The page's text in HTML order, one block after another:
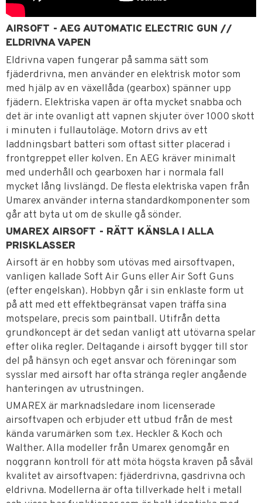
AIRSOFT - AEG AUTOMATIC ELECTRIC GUN //
ELDRIVNA VAPEN
Eldrivna vapen fungerar på samma sätt som
fjäderdrivna, men använder en elektrisk motor som
med hjälp av en växellåda (gearbox) spänner upp
fjädern. Elektriska vapen är ofta mycket snabba och
det är inte ovanligt att vapnen skjuter över 1000 skott
i minuten i fullautoläge. Motorn drivs av ett
laddningsbart batteri som oftast sitter placerad i
frontgreppet eller kolven. En AEG kräver minimalt
med underhåll och gearboxen har i normala fall
mycket lång livslängd. De flesta elektriska vapen från
Umarex använder interna standardkomponenter som
går att byta ut om de skulle gå sönder.
UMAREX AIRSOFT - RÄTT KÄNSLA I ALLA
PRISKLASSER
Airsoft är en hobby som utövas med airsoftvapen,
vanligen kallade Soft Air Guns eller Air Soft Guns
(efter engelskan). Hobbyn går i sin enklaste form ut
på att med ett effektbegränsat vapen träffa sina
motspelare, precis som paintball. Utifrån detta
grundkoncept är det sedan vanligt att utövarna spelar
efter olika regler. Deltagande i airsoft bygger till stor
del på hänsyn och eget ansvar och föreningar som
sysslar med airsoft har ofta stränga regler angående
hanteringen av utrustningen.
UMAREX är marknadsledare inom licenserade
airsoftvapen och erbjuder ett utbud från de mest
kända varumärken som t.ex. Heckler & Koch och
Walther. Alla modeller från Umarex genomgår en
noggrann kontroll för att möta högsta kraven på såväl
kvalitet av airsoftvapen: fjäderdrivna, gasdrivna och
eldrivna. Modellerna är ofta tillverkade helt i metall